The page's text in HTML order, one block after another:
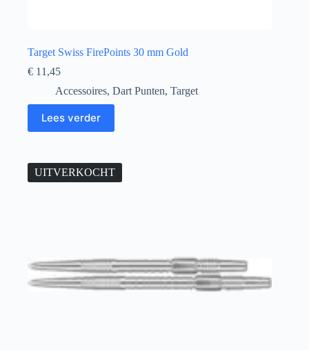
Target Swiss FirePoints 30 mm Gold
€ 11,45
Accessoires, Dart Punten, Target
Lees verder
UITVERKOCHT